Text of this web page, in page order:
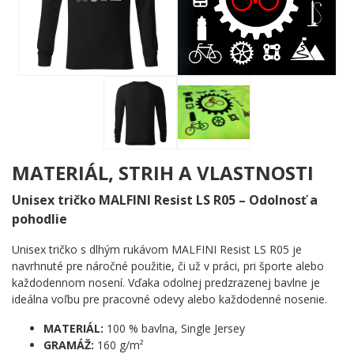
každý kopec. Okolo celej sústavy sa rozprestiera starostlivo
zostavená galéria všetkého, čo cyklista potrebuje: helma,
okuliare, rukavice bez prstov, tretry, cyklopočítač, fľaša na pitie,
pumpa, reťaz, ozubené kolieska aj horská panoráma s cieľovou
vlajkou. Motív je spracovaný v čistej čiernobielej kombinácii s
výrazným červeným akcentom – výsledok je prehľadný,
energický a okamžite zrozumiteľný každému, kto kedy sadol do
Komu urobí radosť?
🔥 Vášnivým cyklistom, ktorí nemyslia na nič iné ako na
ďalší výjazd
🎯 Nadšencom do MTB aj cestnej cyklistiky bez rozdielu
detail záleží
🌟 Skvelá voľba ako pozornosť pre kamaráta, parťáka z
tímu alebo pretekára
motív do košíka ešte dnes!
MATERIÁL, STRIH A VLASTNOSTI
Unisex tričko MALFINI Resist LS R05 – Odolnosť a
pohodlie
Unisex tričko s dlhým rukávom MALFINI Resist LS R05 je
navrhnuté pre náročné použitie, či už v práci, pri športe alebo
každodennom nosení. Vďaka odolnej predzrazenej bavlne je
ideálna voľbu pre pracovné odevy alebo každodenné nosenie.
MATERIÁL: 100 % bavlna, Single Jersey
GRAMÁŽ: 160 g/m²